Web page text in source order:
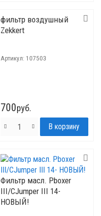
фильтр воздушный
Zekkert
Артикул: 107503
700руб.
Фильтр масл. Pboxer
III/CJumper III 14-
НОВЫЙ!